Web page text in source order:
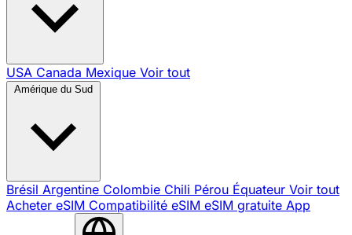
USA Canada Mexique Voir tout
Amérique du Sud
Brésil Argentine Colombie Chili Pérou Équateur Voir tout
Acheter eSIM Compatibilité eSIM eSIM gratuite App